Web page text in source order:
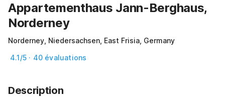
Appartementhaus Jann-Berghaus,
Norderney
Norderney, Niedersachsen, East Frisia, Germany
4.1/5 · 40 évaluations
Description